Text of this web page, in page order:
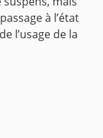
à l’état
l’usage de la